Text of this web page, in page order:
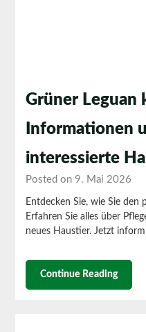
Grüner Leguan
Informationen
interessierte
Posted on 9. Mai 2026
Entdecken Sie, wie Sie den
Erfahren Sie alles über
neues Haustier. Jetzt
Continue Reading